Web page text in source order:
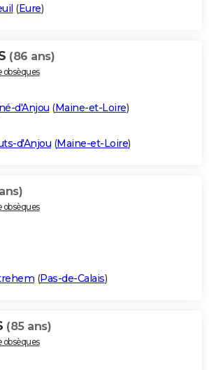
(Eure)
(86 ans)
d'Anjou (Maine-et-Loire)
d'Anjou (Maine-et-Loire)
(Pas-de-Calais)
(85 ans)